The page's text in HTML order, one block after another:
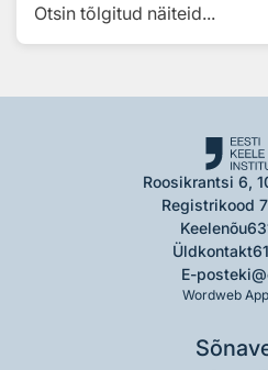
Otsin tõlgitud näiteid...
Roosikrantsi 6,
Registrikood
Keelenõu
Üldkontakt
E-post
Wordweb